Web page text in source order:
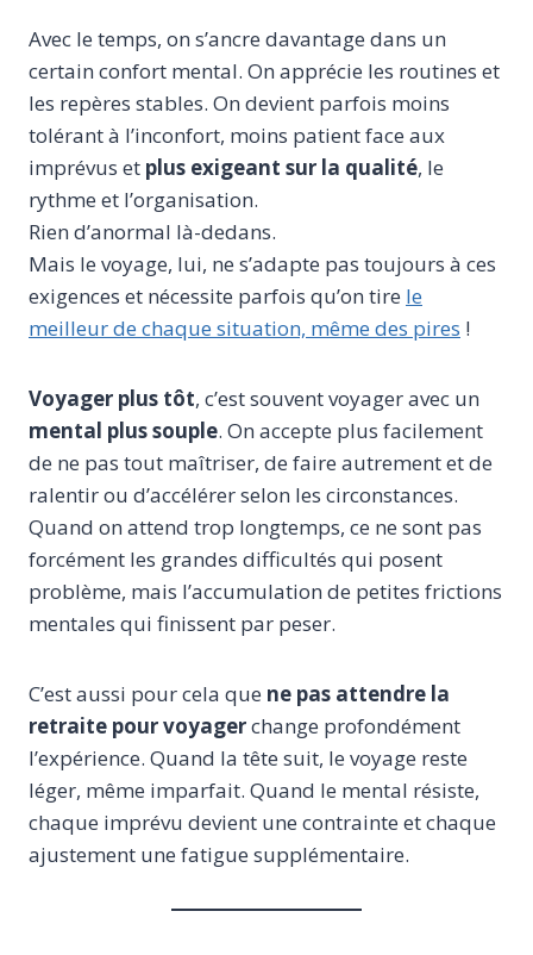
Avec le temps, on s’ancre davantage dans un
certain confort mental. On apprécie les routines et
les repères stables. On devient parfois moins
tolérant à l’inconfort, moins patient face aux
imprévus et plus exigeant sur la qualité, le
rythme et l’organisation.
Rien d’anormal là-dedans.
Mais le voyage, lui, ne s’adapte pas toujours à ces
exigences et nécessite parfois qu’on tire le
meilleur de chaque situation, même des pires !
Voyager plus tôt, c’est souvent voyager avec un
mental plus souple. On accepte plus facilement
de ne pas tout maîtriser, de faire autrement et de
ralentir ou d’accélérer selon les circonstances.
Quand on attend trop longtemps, ce ne sont pas
forcément les grandes difficultés qui posent
problème, mais l’accumulation de petites frictions
mentales qui finissent par peser.
C’est aussi pour cela que ne pas attendre la
retraite pour voyagerchange profondément
l’expérience. Quand la tête suit, le voyage reste
léger, même imparfait. Quand le mental résiste,
chaque imprévu devient une contrainte et chaque
ajustement une fatigue supplémentaire.